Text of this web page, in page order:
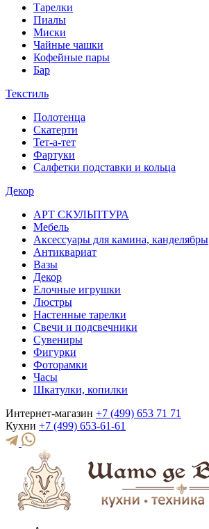
Тарелки
Пиалы
Миски
Чайные чашки
Кофейные пары
Бар
Текстиль
Полотенца
Скатерти
Тет-а-тет
Фартуки
Салфетки подставки и кольца
Декор
АРТ СКУЛЬПТУРА
Мебель
Аксессуары для камина, канделябры
Антиквариат
Вазы
Декор
Елочные игрушки
Люстры
Настенные тарелки
Свечи и подсвечники
Сувениры
Фигурки
Фоторамки
Часы
Шкатулки, копилки
Интернет-магазин +7 (499) 653 71 71
Кухни +7 (499) 653-61-61